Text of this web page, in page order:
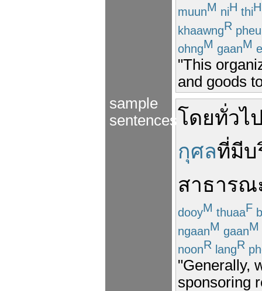
sample
sentences
muunM niH thiH
khaawngR
ohngM gaanM
"This
and goods
โดยทั่วไ
กุศลที่มีบ
สาธารณ
dooyM thuaaF
ngaanM gaanM
noonR langR
"Generally,
sponsoring